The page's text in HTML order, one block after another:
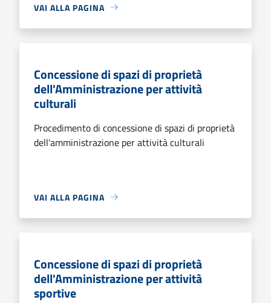
VAI ALLA PAGINA
Concessione di spazi di proprietà
dell'Amministrazione per attività
culturali
Procedimento di concessione di spazi di proprietà
dell'amministrazione per attività culturali
VAI ALLA PAGINA
Concessione di spazi di proprietà
dell'Amministrazione per attività
sportive